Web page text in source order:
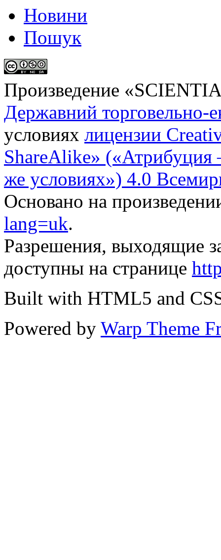
Новини
Пошук
Произведение «
Державний торговельно-
условиях лицензии
ShareAlike»
же условиях») 4.0
Основано на
lang=uk.
Разрешения, выходящие
доступны на странице
Built with HTML5 and
Powered by Warp Theme